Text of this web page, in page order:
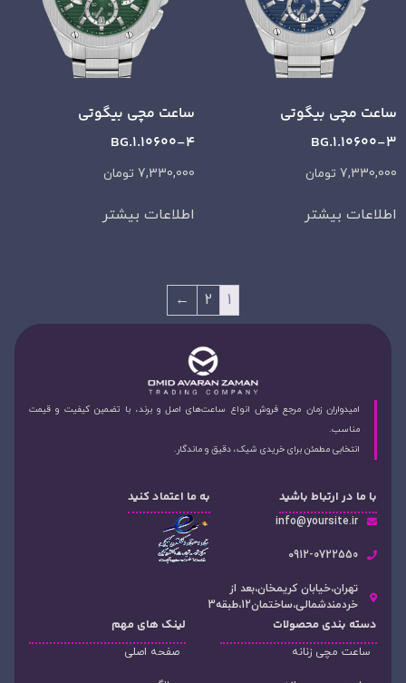
ساعت مچی بیگوتی
BG.1.10600-3
7,330,000 تومان
اطلاعات بیشتر
ساعت مچی بیگوتی
BG.1.10600-4
7,330,000 تومان
اطلاعات بیشتر
1
2
←
امیدواران زمان مرجع فروش انواع ساعت‌های اصل و برند، با تضمین کیفیت و قیمت
مناسب.
انتخابی مطمئن برای خریدی شیک، دقیق و ماندگار.
با ما در ارتباط باشید
info@yoursite.ir
۰912-0722550
تهران،خیابان کریمخان،بعد از
خردمندشمالی،ساختمان12،طبقه3
به ما اعتماد کنید
دسته‌ بندی محصولات
ساعت مچی زنانه
لینک های مهم
صفحه اصلی